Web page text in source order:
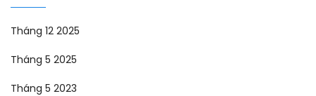
Tháng 12 2025
Tháng 5 2025
Tháng 5 2023